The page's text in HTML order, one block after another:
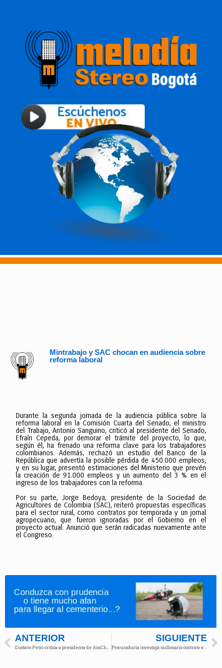
Mintrabajo y SAC chocan en audiencia sobre
reforma laboral
Durante la segunda jornada de la audiencia pública sobre la
reforma laboral en la Comisión Cuarta del Senado, el ministro
del Trabajo, Antonio Sanguino, criticó al presidente del Senado,
Efraín Cepeda, por demorar el trámite del proyecto, lo que,
según él, ha frenado una reforma clave para los trabajadores
colombianos. Además, rechazó un estudio del Banco de la
República que advertía la posible pérdida de 450.000 empleos,
y en su lugar, presentó estimaciones del Ministerio que prevén
la creación de 91.000 empleos y un aumento del 3 % en el
ingreso de los trabajadores con la reforma.
Por su parte, Jorge Bedoya, presidente de la Sociedad de
Agricultores de Colombia (SAC), reiteró propuestas específicas
para el sector rural, como contratos por temporada y un jornal
agropecuario, que fueron ignoradas por el Gobierno en el
proyecto actual. Anunció que serán radicadas nuevamente ante
el Congreso.
ANTERIOR SIGUIENTE